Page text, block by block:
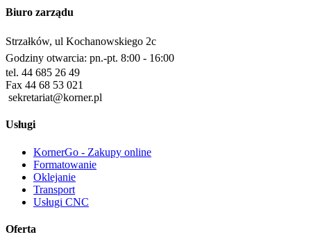
Biuro zarządu
Strzałków, ul Kochanowskiego 2c
Godziny otwarcia: pn.-pt. 8:00 - 16:00
tel. 44 685 26 49
Fax 44 68 53 021
sekretariat@korner.pl
Usługi
KornerGo - Zakupy online
Formatowanie
Oklejanie
Transport
Usługi CNC
Oferta